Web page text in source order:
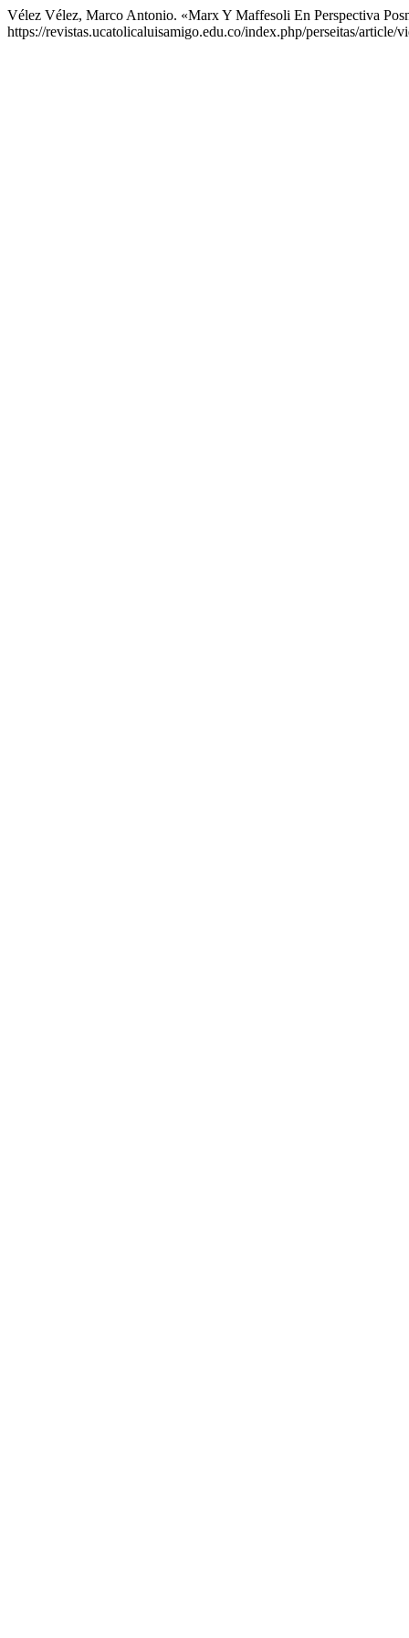
Vélez Vélez, Marco Antonio. «Marx Y Maffesoli En Perspectiva
https://revistas.ucatolicaluisamigo.edu.co/index.php/perseitas/article/